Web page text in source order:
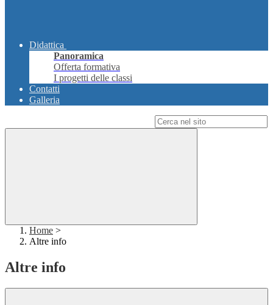
Didattica
Panoramica
Offerta formativa
I progetti delle classi
Contatti
Galleria
Home >
Altre info
Altre info